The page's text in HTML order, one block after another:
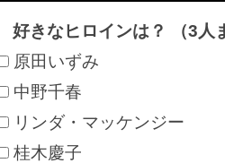
好きなヒロインは？ （3人
原田いずみ
中野千春
リンダ・マッケンジー
桂木慶子